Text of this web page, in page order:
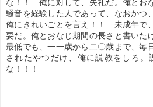
騒音を経験した人であって、なおかつ
俺にきれいごとを言え！！ 未成年で
要だ。俺とおなじ期間の長さと書いた
最低でも、一一歳から二〇歳まで、毎
されたやつだけ、俺に説教をしろ
な！！！